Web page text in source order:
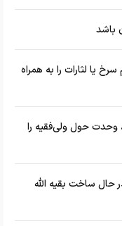
باشد
یا لثارات را به همراه
وحدت حول ولی‌فقیه را
حال ساخت بقیه الله